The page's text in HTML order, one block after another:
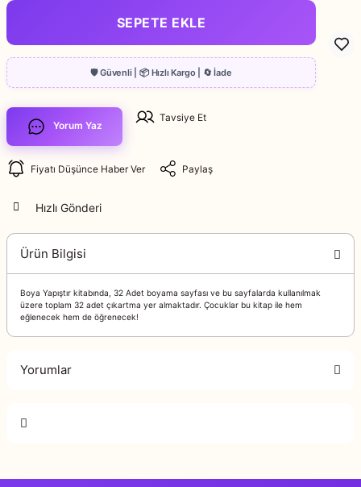
SEPETE EKLE
Yorum Yaz
Tavsiye Et
Fiyatı Düşünce Haber Ver Paylaş
Hızlı Gönderi
Ürün Bilgisi
Boya Yapıştır kitabında, 32 Adet boyama sayfası ve bu sayfalarda kullanılmak
üzere toplam 32 adet çıkartma yer almaktadır. Çocuklar bu kitap ile hem
eğlenecek hem de öğrenecek!
Yorumlar